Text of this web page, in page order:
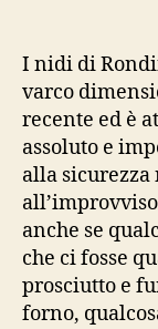
I nidi di
varco
recente ed è
assoluto e
alla sicurezza
anche se
che ci fosse
prosciutto e
forno,